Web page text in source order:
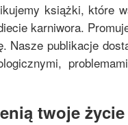
książki, które
karniwora.
Nasze publikacje
twoje